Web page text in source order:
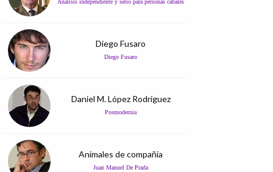
Análisis independiente y serio para personas cabales
Diego Fusaro
Diego Fusaro
Daniel M. López Rodríguez
Posmodernia
Animales de compañía
Juan Manuel De Prada